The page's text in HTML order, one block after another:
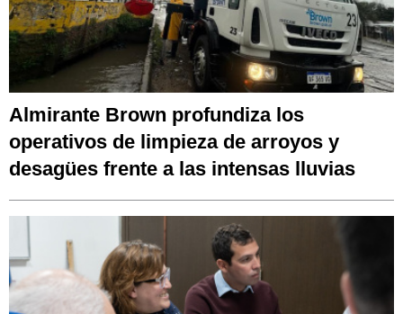
Almirante Brown profundiza los
operativos de limpieza de arroyos y
desagües frente a las intensas lluvias